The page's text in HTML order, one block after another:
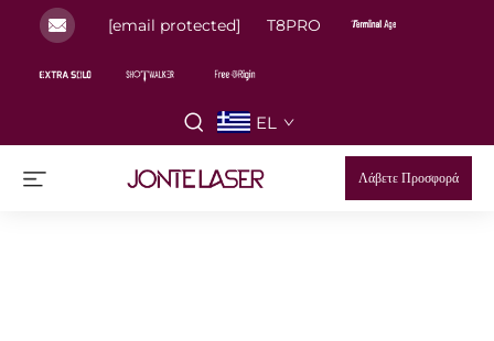
[email protected] T8PRO
EL
Λάβετε Προσφορά